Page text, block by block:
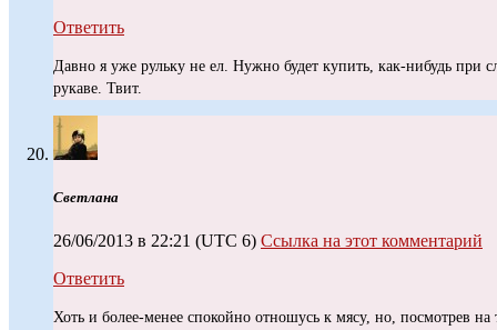
Ответить
Давно я уже рульку не ел. Нужно будет купить, как-нибудь при
рукаве. Твит.
Светлана
26/06/2013 в 22:21 (UTC 6) Ссылка на этот комментарий
Ответить
Хоть и более-менее спокойно отношусь к мясу, но, посмотрев на